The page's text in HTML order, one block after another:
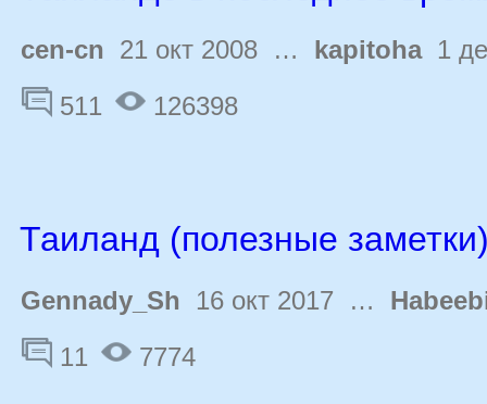
cen-cn 21 окт 2008 … kapitoha1
511
126398
Таиланд (полезные
Gennady_Sh 16 окт 2017 …
11
7774